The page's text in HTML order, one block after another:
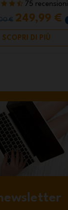
75 recensioni
€ 249,99 €
SCOPRI DI PIÙ